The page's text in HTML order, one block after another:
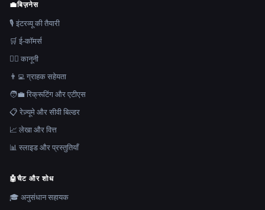
💼बिज़नेस
🎙️ इंटरव्यू की तैयारी
🛒 ई-कॉमर्स
👩‍⚖️ कानूनी
👨‍💻 ग्राहक सहेयता
🧑‍💼 रिक्रूटिंग और एटीएस
📋 रेज़्यूमे और सीवी बिल्डर
📈 लेखा और वित्त
📊 स्लाइड और प्रस्तुतियाँ
🤖चैट और शोध
🎓 अनुसंधान सहायक